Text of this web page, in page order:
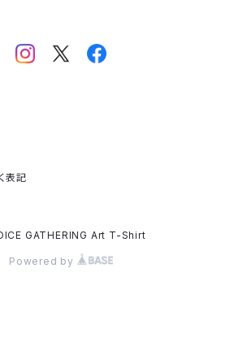
表記
GATHERING Art T-Shirt
Powered by